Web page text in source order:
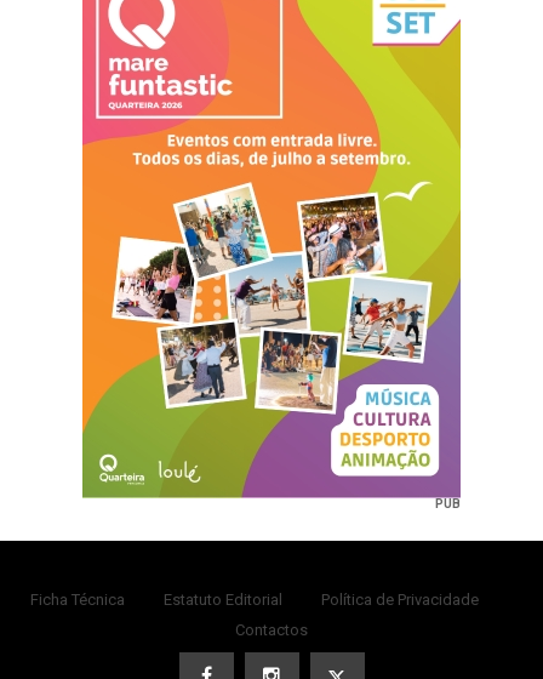
PUB
Ficha Técnica Estatuto Editorial
Política de Privacidade
Contactos